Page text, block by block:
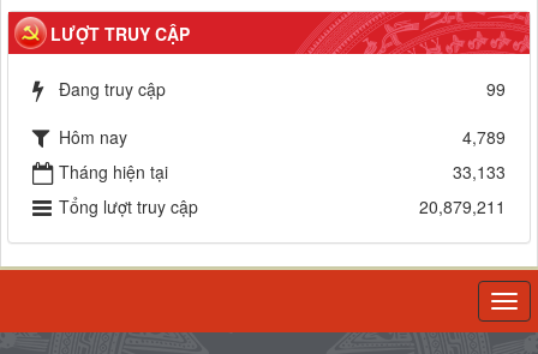
LƯỢT TRUY CẬP
Đang truy cập
99
Hôm nay
4,789
Tháng hiện tại
33,133
Tổng lượt truy cập
20,879,211